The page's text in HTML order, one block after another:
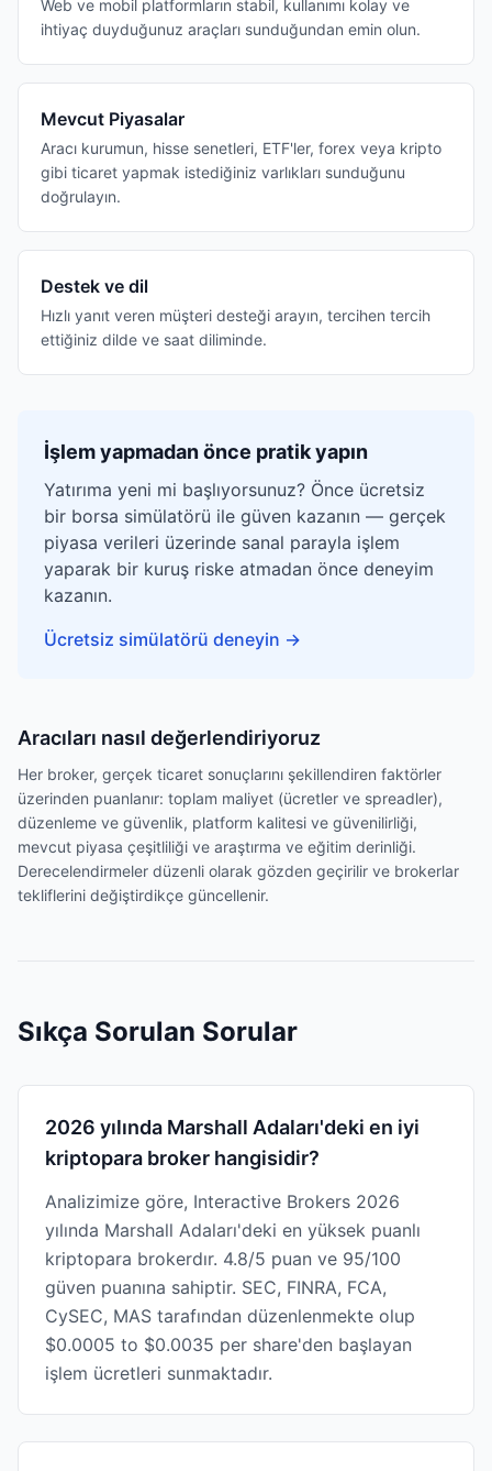
Web ve mobil platformların stabil, kullanımı kolay ve
ihtiyaç duyduğunuz araçları sunduğundan emin olun.
Mevcut Piyasalar
Aracı kurumun, hisse senetleri, ETF'ler, forex veya kripto
gibi ticaret yapmak istediğiniz varlıkları sunduğunu
doğrulayın.
Destek ve dil
Hızlı yanıt veren müşteri desteği arayın, tercihen tercih
ettiğiniz dilde ve saat diliminde.
İşlem yapmadan önce pratik yapın
Yatırıma yeni mi başlıyorsunuz? Önce ücretsiz
bir borsa simülatörü ile güven kazanın — gerçek
piyasa verileri üzerinde sanal parayla işlem
yaparak bir kuruş riske atmadan önce deneyim
kazanın.
Ücretsiz simülatörü deneyin →
Aracıları nasıl değerlendiriyoruz
Her broker, gerçek ticaret sonuçlarını şekillendiren faktörler
üzerinden puanlanır: toplam maliyet (ücretler ve spreadler),
düzenleme ve güvenlik, platform kalitesi ve güvenilirliği,
mevcut piyasa çeşitliliği ve araştırma ve eğitim derinliği.
Derecelendirmeler düzenli olarak gözden geçirilir ve brokerlar
tekliflerini değiştirdikçe güncellenir.
Sıkça Sorulan Sorular
2026 yılında Marshall Adaları'deki en iyi
kriptopara broker hangisidir?
Analizimize göre, Interactive Brokers 2026
yılında Marshall Adaları'deki en yüksek puanlı
kriptopara brokerdır. 4.8/5 puan ve 95/100
güven puanına sahiptir. SEC, FINRA, FCA,
CySEC, MAS tarafından düzenlenmekte olup
$0.0005 to $0.0035 per share'den başlayan
işlem ücretleri sunmaktadır.